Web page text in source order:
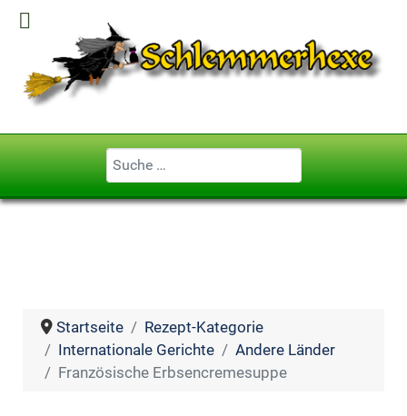
Geben Sie ...
Startseite
Rezept-Kategorie
Internationale Gerichte
Andere Länder
Französische Erbsencremesuppe